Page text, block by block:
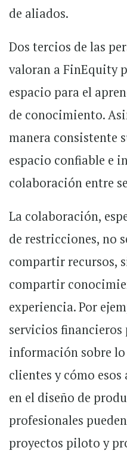
de aliados.
Dos tercios de las
valoran a FinEquity
espacio para el
de conocimiento.
manera consistente
espacio confiable e
colaboración entre
La colaboración,
de restricciones, no
compartir recursos,
compartir
experiencia. Por
servicios
información sobre lo
clientes y cómo
en el diseño de
profesionales
proyectos piloto y